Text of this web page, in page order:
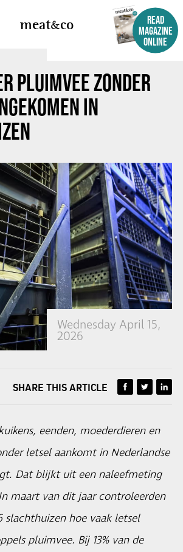
meatco
READ
MAGAZINE
ONLINE
PLUIMVEE ZONDER
IN
Wednesday April 15,
2026
SHARE THIS ARTICLE
eenden, moederdieren en
letsel aankomt in Nederlandse
Dat blijkt uit een naleefmeting
maart van dit jaar controleerden
slachthuizen hoe vaak letsel
pluimvee. Bij 13% van de